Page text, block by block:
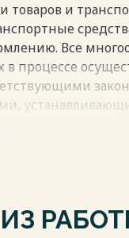
и
Все
в процессе
и с
с